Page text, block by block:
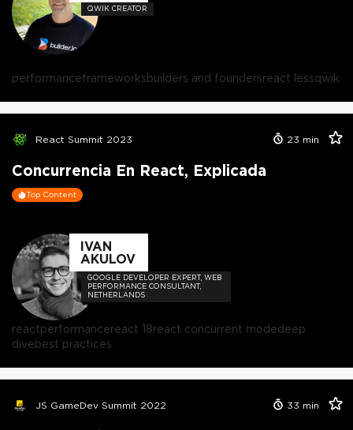
QWIK CREATOR
performanceframeworksbuilders and foundersreact lessqwik
React Summit 2023 23 min
Concurrencia En React, Explicada
Top Content
IVAN
AKULOV
GOOGLE DEVELOPER EXPERT, WEB
PERFORMANCE CONSULTANT,
NETHERLANDS
reactperformancereact 18react concurrent modedeep
divebest practices
JS GameDev Summit 2022 33 min